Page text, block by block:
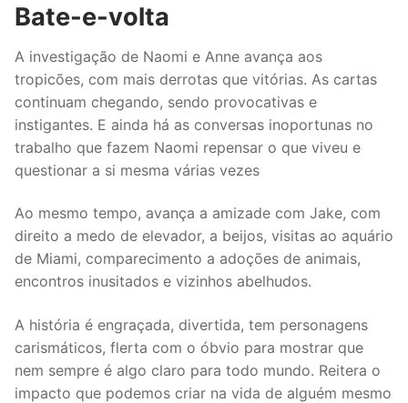
Bate-e-volta
A investigação de Naomi e Anne avança aos
tropicões, com mais derrotas que vitórias. As cartas
continuam chegando, sendo provocativas e
instigantes. E ainda há as conversas inoportunas no
trabalho que fazem Naomi repensar o que viveu e
questionar a si mesma várias vezes
Ao mesmo tempo, avança a amizade com Jake, com
direito a medo de elevador, a beijos, visitas ao aquário
de Miami, comparecimento a adoções de animais,
encontros inusitados e vizinhos abelhudos.
A história é engraçada, divertida, tem personagens
carismáticos, flerta com o óbvio para mostrar que
nem sempre é algo claro para todo mundo. Reitera o
impacto que podemos criar na vida de alguém mesmo